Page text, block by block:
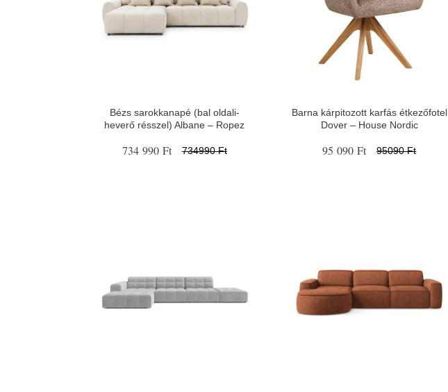
Bézs sarokkanapé (bal oldali-
heverő résszel) Albane – Ropez
734 990 Ft 734990 Ft
Barna kárpitozott karfás étkezőfotel
Dover – House Nordic
95 090 Ft 95090 Ft